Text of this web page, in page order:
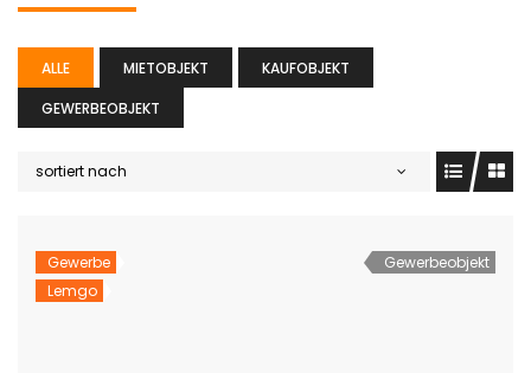
ALLE MIETOBJEKT
KAUFOBJEKT
GEWERBEOBJEKT
sortiert nach
Gewerbe
Lemgo
Gewerbeobjekt